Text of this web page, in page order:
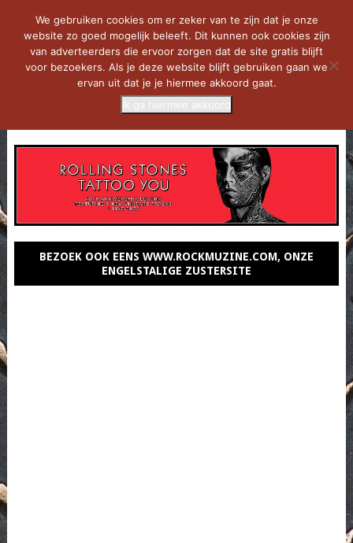
BEZOEK OOK EENS WWW.ROCKMUZINE.COM, ONZE
ENGELSTALIGE ZUSTERSITE
We gebruiken cookies om er zeker van te zijn dat je onze
website zo goed mogelijk beleeft. Dit kunnen ook cookies zijn
van adverteerders die ervoor zorgen dat de site gratis blijft
voor bezoekers. Als je deze website blijft gebruiken gaan we
ervan uit dat je je hiermee akkoord gaat.
Ik ga hiermee akkoord